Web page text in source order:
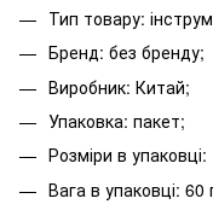
Тип товару:
Бренд: без бренду;
Виробник: Китай;
Упаковка: пакет;
Розміри в
Вага в упаковці: 60